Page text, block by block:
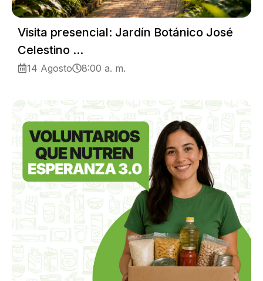
Visita presencial: Jardín Botánico José
Celestino ...
14 Agosto 8:00 a. m.